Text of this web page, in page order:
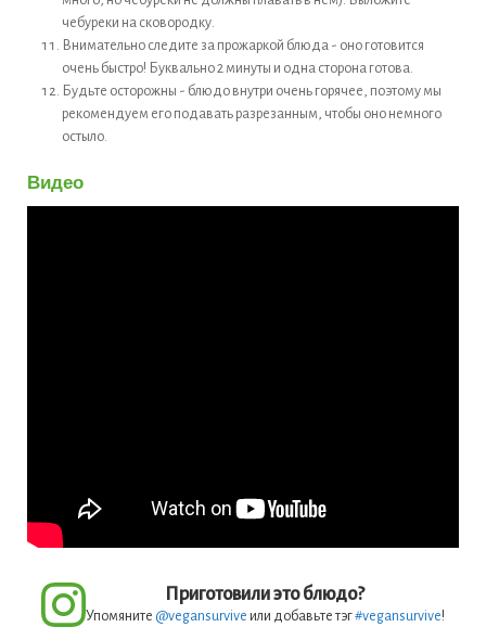
чебуреки на сковородку.
Внимательно следите за прожаркой блюда - оно готовится
очень быстро! Буквально 2 минуты и одна сторона готова.
Будьте осторожны - блюдо внутри очень горячее, поэтому мы
рекомендуем его подавать разрезанным, чтобы оно немного
остыло.
Видео
Приготовили это блюдо?
Упомяните @vegansurvive или добавьте тэг#vegansurvive!